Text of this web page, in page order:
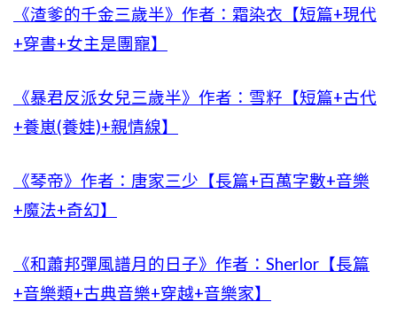
《渣爹的千金三歲半》作者：霜染衣【短篇+現代
+穿書+女主是團寵】
《暴君反派女兒三歲半》作者：雪籽【短篇+古代
+養崽(養娃)+親情線】
《琴帝》作者：唐家三少【長篇+百萬字數+音樂
+魔法+奇幻】
《和蕭邦彈風譜月的日子》作者：Sherlor【長篇
+音樂類+古典音樂+穿越+音樂家】